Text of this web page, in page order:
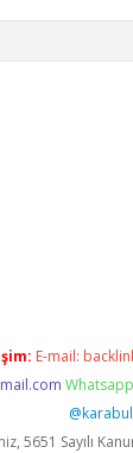
E-mail:
@karabul
5651 Sayılı